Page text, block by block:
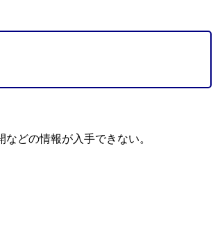
どの情報が入手できない。